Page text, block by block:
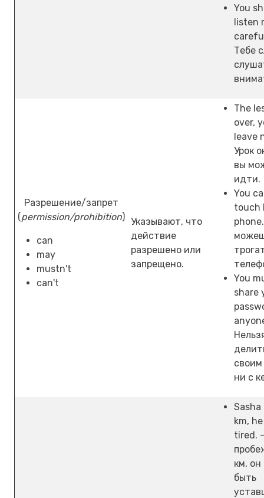
You
listen
Тебе
Разрешение/запрет
(permission/prohibition)
can
may
mustn't
can't
Указывают, что
действие
разрешено или
запрещено.
The
over,
leave
Урок
вы
идти.
You
touch
You
share
ни с
Sasha
km,
tired.
км,
быть